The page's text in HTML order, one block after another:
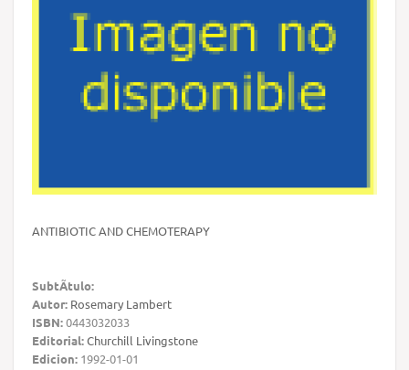
ANTIBIOTIC AND CHEMOTERAPY
SubtÃ­tulo:
Autor: Rosemary Lambert
ISBN:0443032033
Editorial:Churchill Livingstone
Edicion: 1992-01-01